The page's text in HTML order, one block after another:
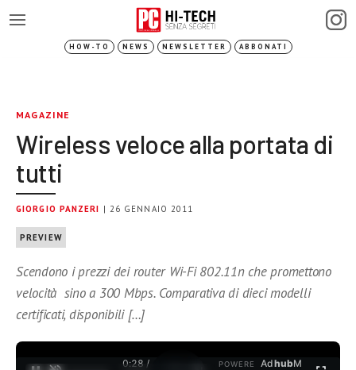
HOW-TO NEWS NEWSLETTER ABBONATI
MAGAZINE
Wireless veloce alla portata di
tutti
GIORGIO PANZERI | 26 GENNAIO 2011
PREVIEW
Scendono i prezzi dei router Wi-Fi 802.11n che promettono
velocità sino a 300 Mbps. Comparativa di dieci modelli
certificati, disponibili […]
0:28 /
POWERE
AdhubM